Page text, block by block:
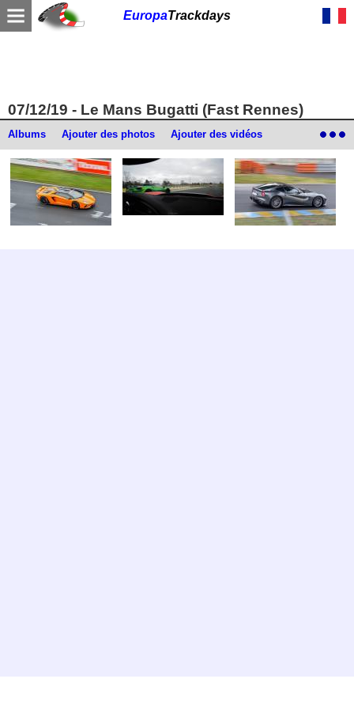
EuropaTrackdays
07/12/19 - Le Mans Bugatti (Fast Rennes)
Albums Ajouter des photos Ajouter des vidéos